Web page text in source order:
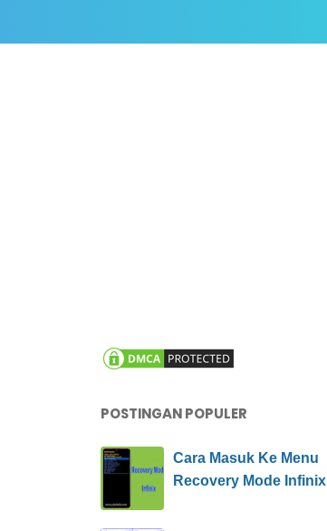
POSTINGAN POPULER
Cara Masuk Ke Menu
Recovery Mode Infinix